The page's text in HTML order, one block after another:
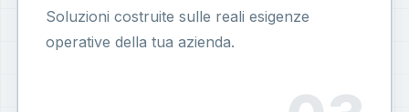
Soluzioni costruite sulle reali esigenze
operative della tua azienda.